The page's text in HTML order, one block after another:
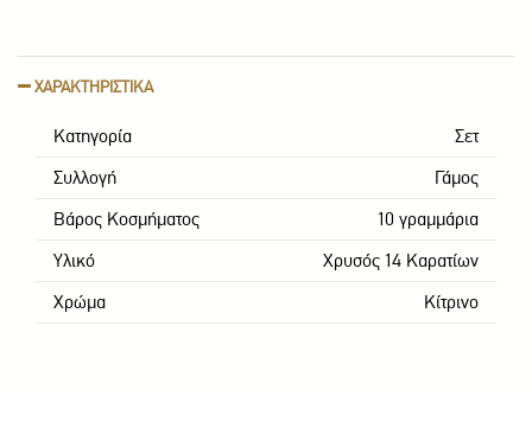
ΧΑΡΑΚΤΗΡΙΣΤΙΚΑ
Κατηγορία Σετ
Συλλογή Γάμος
Βάρος Κοσμήματος 10 γραμμάρια
Υλικό Χρυσός 14 Καρατίων
Χρώμα Κίτρινο